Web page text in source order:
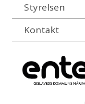
Styrelsen
Kontakt